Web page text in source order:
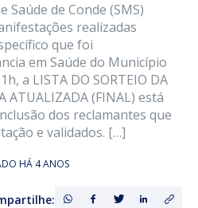
Saúde de Conde (SMS)
realizadas
que foi
em Saúde do Município
a LISTA DO SORTEIO DA
ATUALIZADA (FINAL) está
dos reclamantes que
e validados. […]
HÁ 4 ANOS